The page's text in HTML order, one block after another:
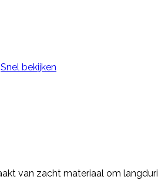
Snel bekijken
van zacht materiaal om